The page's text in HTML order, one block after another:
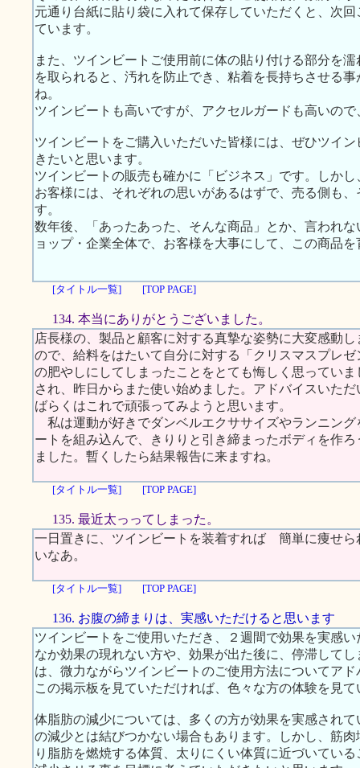
元通り台紙に貼り袋に入れて保存していただくと、次
ています。
また、ツインビートご使用前に体の貼り付ける部分を
を取られると、汚れを防止でき、粘着を長持ちさせる
ね。
ツインビートも高いですが、アクセルガードも高いの
ツインビートをご購入いただいた皆様には、ぜひツイ
きたいと思います。
ツインビートの販売も確かに「ビジネス」です。しか
お客様には、それぞれの思いがあるはずで、売る側も
す。
数年後、「あったあった、そんな商品」とか、言われ
ョップ・企業全体で、お客様を大事にして、この商品
[タイトル一覧] [TOP PAGE]
134. 本当にありがとうございました。
店長様の、製品と顧客に対する真摯な姿勢に大変感動
ので、給料をはたいて自分に対する「クリスマスプレ
の肥やしにしてしまったことをとても悔しく思ってい
され、昨日からまた使い始めました。アドバイスいた
ばらくはこれで頑張ってみようと思います。
私は運動が好きでダンベルエクササイズやランニン
ートを組み込んで、きりりと引き締まったボディを作
ました。暫くしたら結果報告に来ますね。
[タイトル一覧] [TOP PAGE]
135. 最近太っってしまった。
一日置きに、ツインビートを装着すれば 簡単に痩せ
いなあ。
[タイトル一覧] [TOP PAGE]
136. お腹の締まりは、実感いただけると思います
ツインビートをご使用いただき、２週間で効果を実感
なか効果の現れない方や、効果が出た後に、停滞して
は、微力ながらツインビートのご使用方法についてア
この掲示板を見ていただければ、色々な方の体験を見
体脂肪の減少については、多くの方が効果を実感され
の減少とは結びつかない場合もあります。しかし、筋
り脂肪を燃焼する体質、太りにくい体質に近づいてい